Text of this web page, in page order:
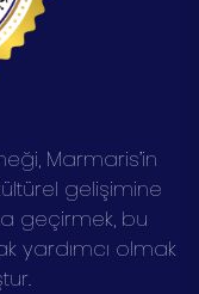
Marmaris’in
gelişimine
geçirmek, bu
yardımcı olmak